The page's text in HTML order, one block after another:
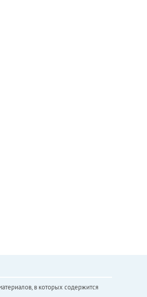
в которых содержится